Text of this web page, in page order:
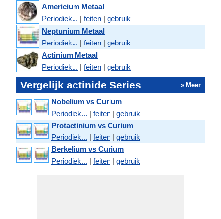
Americium Metaal
Periodiek... | feiten | gebruik
Neptunium Metaal
Periodiek... | feiten | gebruik
Actinium Metaal
Periodiek... | feiten | gebruik
Vergelijk actinide Series » Meer
Nobelium vs Curium
Periodiek... | feiten | gebruik
Protactinium vs Curium
Periodiek... | feiten | gebruik
Berkelium vs Curium
Periodiek... | feiten | gebruik